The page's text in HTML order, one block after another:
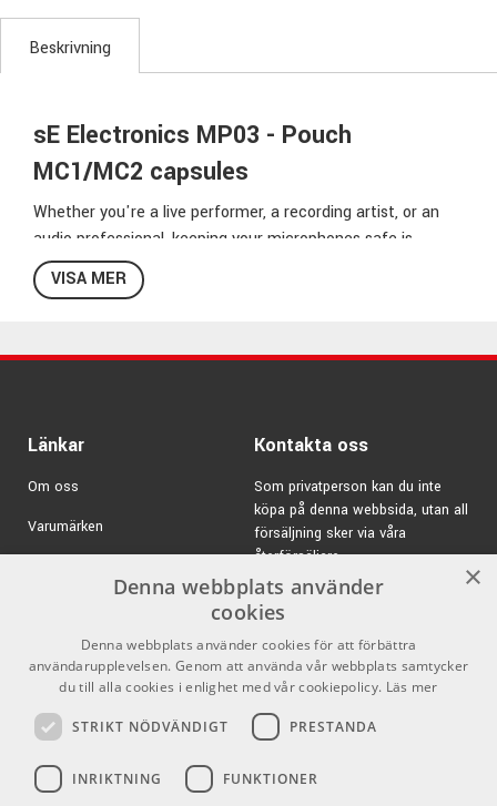
Beskrivning
sE Electronics MP03 - Pouch
MC1/MC2 capsules
Whether you're a live performer, a recording artist, or an
audio professional, keeping your microphones safe is
essential. The MP03 Capsule Pouch offers premium
protection, designed to keep your V7 MC1 or MC2 capsules
Great for protecting your mics from dust, dirt, and
Included thread protector for both MC1 and MC2
VISA MER
Länkar
Om oss
Varumärken
Försäljningsvillkor
Inlogg för återförsäljare
Kontakta oss
Som privatperson kan du inte
köpa på denna webbsida, utan all
försäljning sker via våra
återförsäljare.
E-post:info@emnordic.se
×
Denna webbplats använder
cookies
Denna webbplats använder cookies för att förbättra
användarupplevelsen. Genom att använda vår webbplats samtycker
du till alla cookies i enlighet med vår cookiepolicy. Läs mer
STRIKT NÖDVÄNDIGT PRESTANDA
INRIKTNING FUNKTIONER